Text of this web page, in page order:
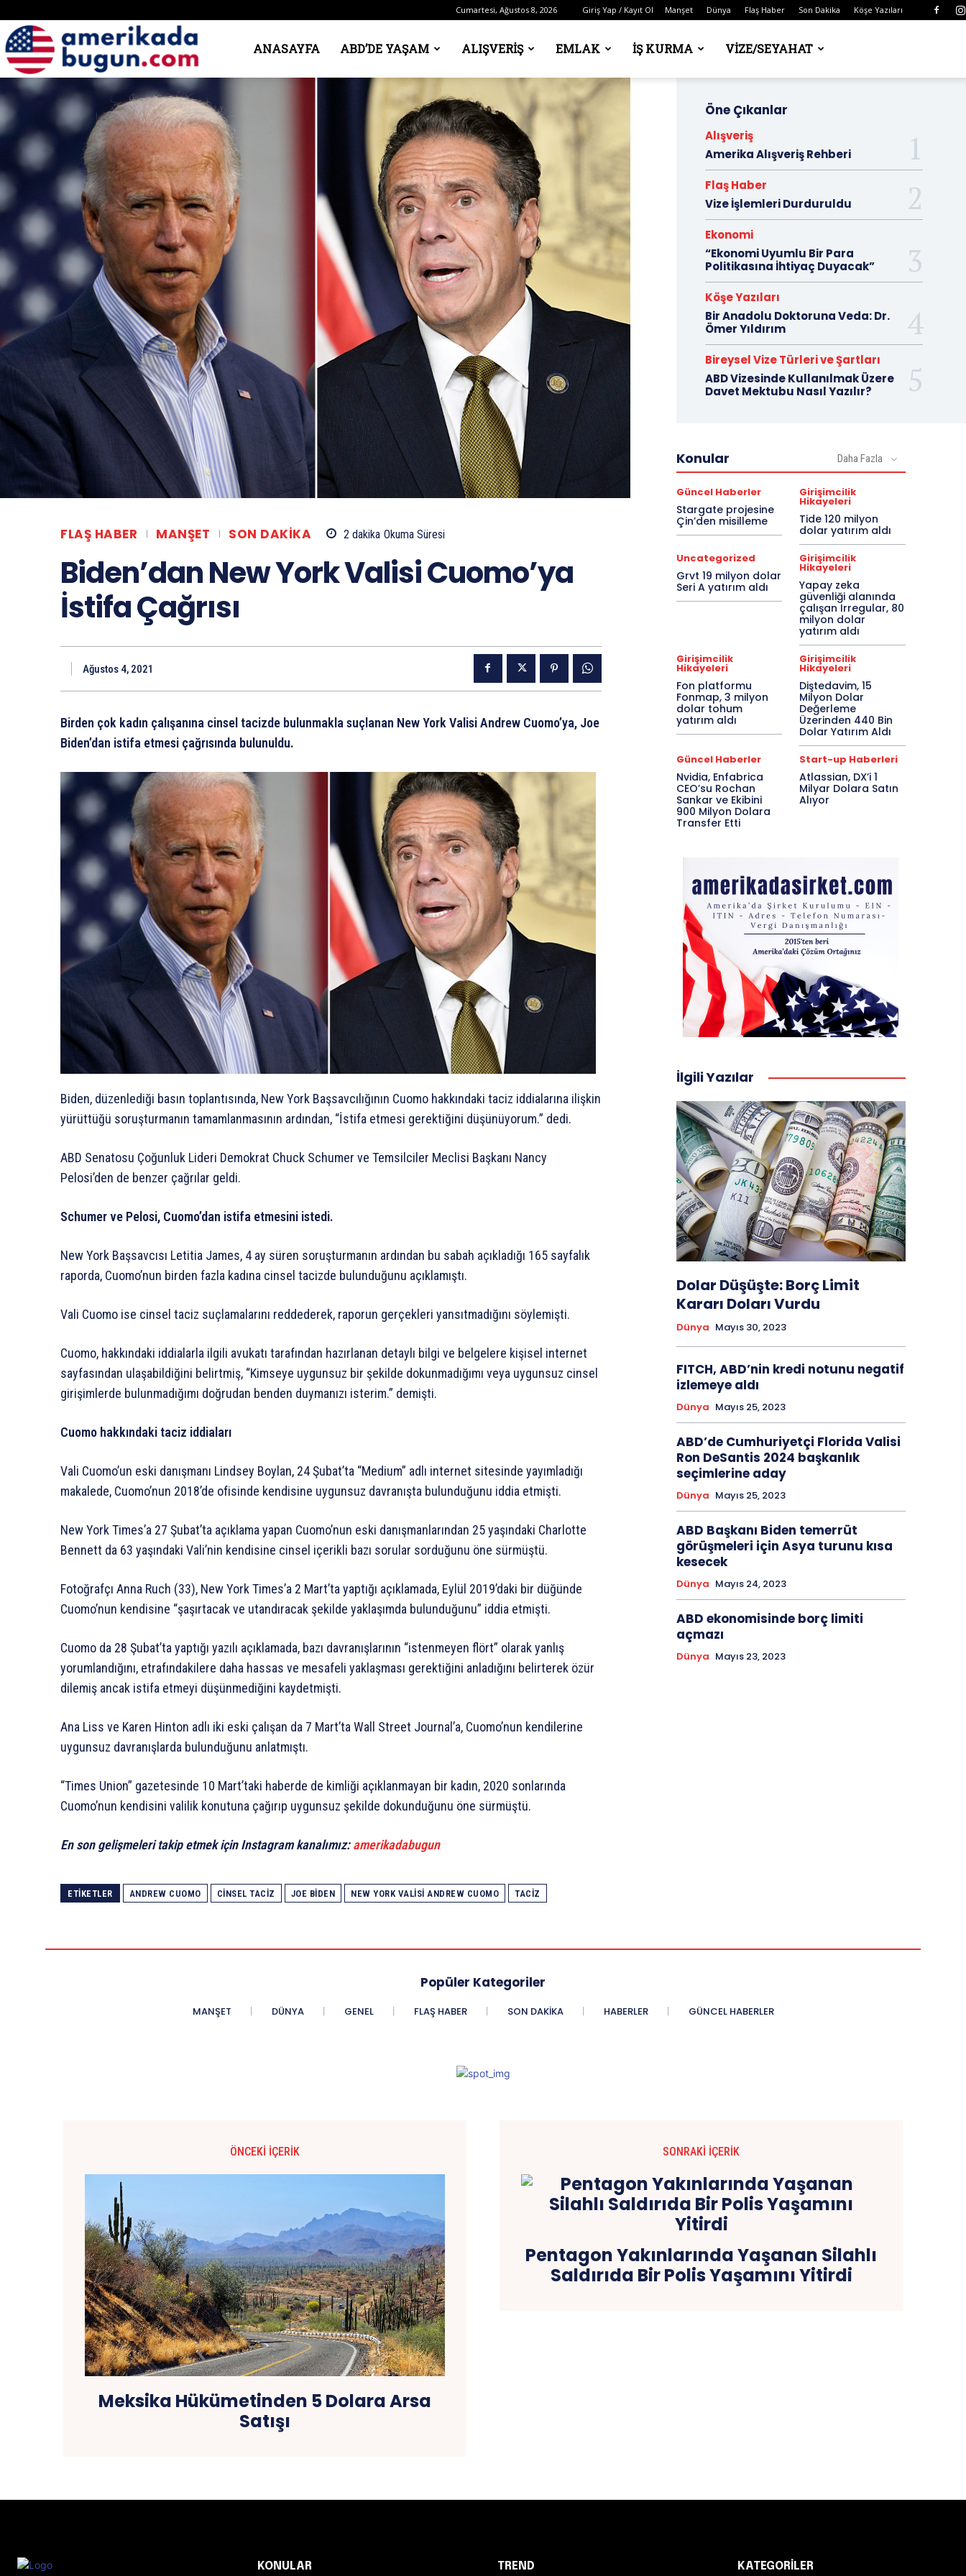
Cumartesi, Ağustos 8, 2026 Giriş Yap / Kayıt Ol Manşet Dünya Flaş Haber Son Dakika Köşe Yazıları
Amerika’da
Bugün
ANASAYFA ABD’DE YAŞAM ALIŞVERIŞ EMLAK İŞ KURMA VIZE/SEYAHAT
FLAŞ HABER MANŞET SON DAKIKA 2 dakika Okuma Süresi
Biden’dan New York Valisi Cuomo’ya
İstifa Çağrısı
Ağustos 4, 2021
Birden çok kadın çalışanına cinsel tacizde bulunmakla suçlanan New York Valisi Andrew Cuomo’ya, Joe
Biden’dan istifa etmesi çağrısında bulunuldu.
Biden, düzenlediği basın toplantısında, New York Başsavcılığının Cuomo hakkındaki taciz iddialarına ilişkin
yürüttüğü soruşturmanın tamamlanmasının ardından, “İstifa etmesi gerektiğini düşünüyorum.” dedi.
ABD Senatosu Çoğunluk Lideri Demokrat Chuck Schumer ve Temsilciler Meclisi Başkanı Nancy
Pelosi’den de benzer çağrılar geldi.
Schumer ve Pelosi, Cuomo’dan istifa etmesini istedi.
New York Başsavcısı Letitia James, 4 ay süren soruşturmanın ardından bu sabah açıkladığı 165 sayfalık
raporda, Cuomo’nun birden fazla kadına cinsel tacizde bulunduğunu açıklamıştı.
Vali Cuomo ise cinsel taciz suçlamalarını reddederek, raporun gerçekleri yansıtmadığını söylemişti.
Cuomo, hakkındaki iddialarla ilgili avukatı tarafından hazırlanan detaylı bilgi ve belgelere kişisel internet
sayfasından ulaşabildiğini belirtmiş, “Kimseye uygunsuz bir şekilde dokunmadığımı veya uygunsuz cinsel
girişimlerde bulunmadığımı doğrudan benden duymanızı isterim.” demişti.
Cuomo hakkındaki taciz iddiaları
Vali Cuomo’un eski danışmanı Lindsey Boylan, 24 Şubat’ta “Medium” adlı internet sitesinde yayımladığı
makalede, Cuomo’nun 2018’de ofisinde kendisine uygunsuz davranışta bulunduğunu iddia etmişti.
New York Times’a 27 Şubat’ta açıklama yapan Cuomo’nun eski danışmanlarından 25 yaşındaki Charlotte
Bennett da 63 yaşındaki Vali’nin kendisine cinsel içerikli bazı sorular sorduğunu öne sürmüştü.
Fotoğrafçı Anna Ruch (33), New York Times’a 2 Mart’ta yaptığı açıklamada, Eylül 2019’daki bir düğünde
Cuomo’nun kendisine “şaşırtacak ve utandıracak şekilde yaklaşımda bulunduğunu” iddia etmişti.
Cuomo da 28 Şubat’ta yaptığı yazılı açıklamada, bazı davranışlarının “istenmeyen flört” olarak yanlış
yorumlandığını, etrafındakilere daha hassas ve mesafeli yaklaşması gerektiğini anladığını belirterek özür
dilemiş ancak istifa etmeyi düşünmediğini kaydetmişti.
Ana Liss ve Karen Hinton adlı iki eski çalışan da 7 Mart’ta Wall Street Journal’a, Cuomo’nun kendilerine
uygunsuz davranışlarda bulunduğunu anlatmıştı.
“Times Union” gazetesinde 10 Mart’taki haberde de kimliği açıklanmayan bir kadın, 2020 sonlarında
Cuomo’nun kendisini valilik konutuna çağırıp uygunsuz şekilde dokunduğunu öne sürmüştü.
En son gelişmeleri takip etmek için Instagram kanalımız:amerikadabugun
ETIKETLER ANDREW CUOMO CINSEL TACIZ JOE BIDEN NEW YORK VALISI ANDREW CUOMO TACIZ
Öne Çıkanlar
Alışveriş
Amerika Alışveriş Rehberi
Flaş Haber
Vize İşlemleri Durduruldu
Ekonomi
“Ekonomi Uyumlu Bir Para
Politikasına İhtiyaç Duyacak”
Köşe Yazıları
Bir Anadolu Doktoruna Veda: Dr.
Ömer Yıldırım
Bireysel Vize Türleri ve Şartları
ABD Vizesinde Kullanılmak Üzere
Davet Mektubu Nasıl Yazılır?
Konular Daha Fazla
Güncel Haberler
Stargate projesine
Çin’den misilleme
Girişimcilik
Hikayeleri
Tide 120 milyon
dolar yatırım aldı
Uncategorized
Grvt 19 milyon dolar
Seri A yatırım aldı
Girişimcilik
Hikayeleri
Yapay zeka
güvenliği alanında
çalışan Irregular, 80
milyon dolar
yatırım aldı
Girişimcilik
Hikayeleri
Fon platformu
Fonmap, 3 milyon
dolar tohum
yatırım aldı
Girişimcilik
Hikayeleri
Diştedavim, 15
Milyon Dolar
Değerleme
Üzerinden 440 Bin
Dolar Yatırım Aldı
Güncel Haberler
Nvidia, Enfabrica
CEO’su Rochan
Sankar ve Ekibini
900 Milyon Dolara
Transfer Etti
Start-up Haberleri
Atlassian, DX’i 1
Milyar Dolara Satın
Alıyor
İlgili Yazılar
Dolar Düşüşte: Borç Limit
Kararı Doları Vurdu
Dünya Mayıs 30, 2023
FITCH, ABD’nin kredi notunu negatif
izlemeye aldı
Dünya Mayıs 25, 2023
ABD’de Cumhuriyetçi Florida Valisi
Ron DeSantis 2024 başkanlık
seçimlerine aday
Dünya Mayıs 25, 2023
ABD Başkanı Biden temerrüt
görüşmeleri için Asya turunu kısa
kesecek
Dünya Mayıs 24, 2023
ABD ekonomisinde borç limiti
açmazı
Dünya Mayıs 23, 2023
Popüler Kategoriler
MANŞET DÜNYA GENEL FLAŞ HABER SON DAKIKA HABERLER GÜNCEL HABERLER
ÖNCEKI İÇERIK
Meksika Hükümetinden 5 Dolara Arsa
Satışı
SONRAKI İÇERIK
Pentagon Yakınlarında Yaşanan Silahlı
Saldırıda Bir Polis Yaşamını Yitirdi
KONULAR TREND KATEGORILER